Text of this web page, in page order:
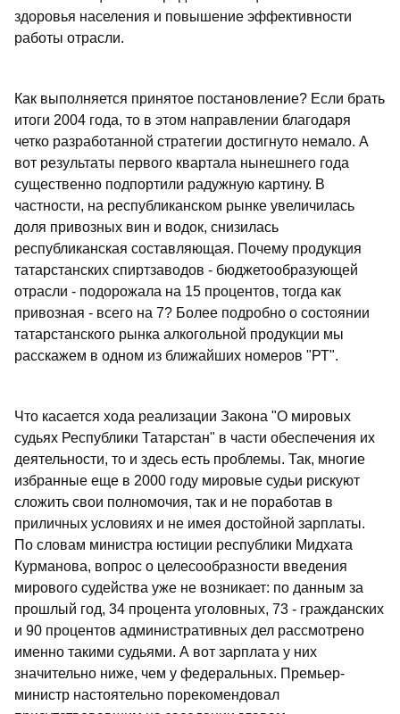
здоровья населения и повышение эффективности
работы отрасли.
Как выполняется принятое постановление? Если брать
итоги 2004 года, то в этом направлении благодаря
четко разработанной стратегии достигнуто немало. А
вот результаты первого квартала нынешнего года
существенно подпортили радужную картину. В
частности, на республиканском рынке увеличилась
доля привозных вин и водок, снизилась
республиканская составляющая. Почему продукция
татарстанских спиртзаводов - бюджетообразующей
отрасли - подорожала на 15 процентов, тогда как
привозная - всего на 7? Более подробно о состоянии
татарстанского рынка алкогольной продукции мы
расскажем в одном из ближайших номеров "РТ".
Что касается хода реализации Закона "О мировых
судьях Республики Татарстан" в части обеспечения их
деятельности, то и здесь есть проблемы. Так, многие
избранные еще в 2000 году мировые судьи рискуют
сложить свои полномочия, так и не поработав в
приличных условиях и не имея достойной зарплаты.
По словам министра юстиции республики Мидхата
Курманова, вопрос о целесообразности введения
мирового судейства уже не возникает: по данным за
прошлый год, 34 процента уголовных, 73 - гражданских
и 90 процентов административных дел рассмотрено
именно такими судьями. А вот зарплата у них
значительно ниже, чем у федеральных. Премьер-
министр настоятельно порекомендовал